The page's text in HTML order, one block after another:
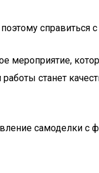
справиться
мероприятие,
станет
самоделки с